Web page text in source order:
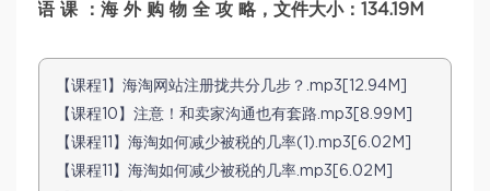
语 课 ：海 外 购 物 全 攻 略，文件大小：134.19M
【课程1】海淘网站注册拢共分几步？.mp3[12.94M]
【课程10】注意！和卖家沟通也有套路.mp3[8.99M]
【课程11】海淘如何减少被税的几率(1).mp3[6.02M]
【课程11】海淘如何减少被税的几率.mp3[6.02M]